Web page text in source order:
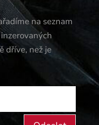
na seznam
dříve, než je